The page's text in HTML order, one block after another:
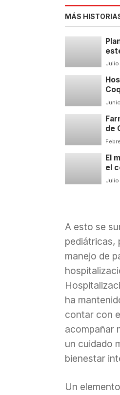
MÁS
Julio
de
El
el
Julio
A esto se
pediátricas,
manejo de
ha
contar con
acompañar
un cuidado
bienestar
Un